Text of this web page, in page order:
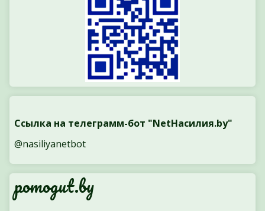
Ссылка на телеграмм-бот "NetНасилия.by"
@nasiliyanetbot
pomogut.by